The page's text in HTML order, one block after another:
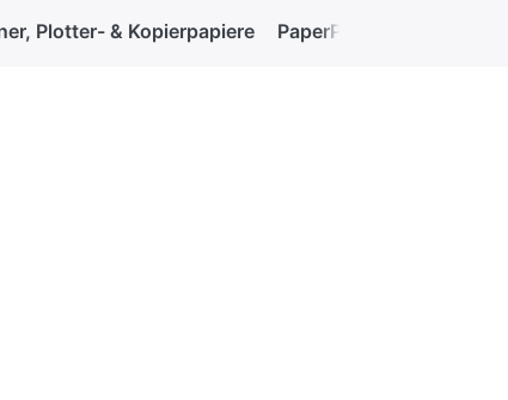
Plotter- & Kopierpapiere PaperPro High-